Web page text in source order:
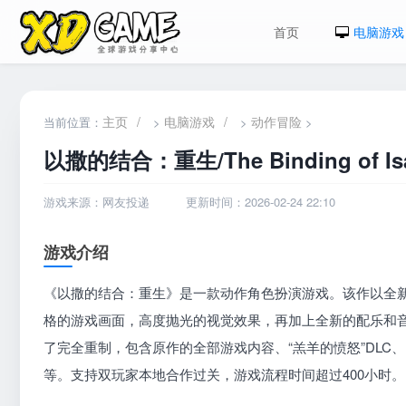
首页 电脑游戏
当前位置： 主页 / > 电脑游戏 / > 动作冒险 >
以撒的结合：重生/The Binding of
游戏来源：网友投递 更新时间：2026-02-24 22:10
游戏介绍
《以撒的结合：重生》是一款动作角色扮演游戏。该作以
格的游戏画面，高度抛光的视觉效果，再加上全新的配乐
了完全重制，包含原作的全部游戏内容、“羔羊的愤怒
等。支持双玩家本地合作过关，游戏流程时间超过400小时。